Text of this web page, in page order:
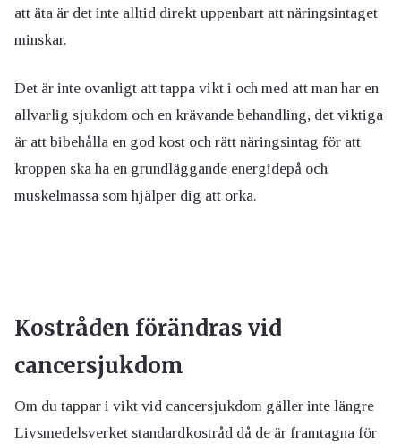
att äta är det inte alltid direkt uppenbart att näringsintaget
minskar.
Det är inte ovanligt att tappa vikt i och med att man har en
allvarlig sjukdom och en krävande behandling, det viktiga
är att bibehålla en god kost och rätt näringsintag för att
kroppen ska ha en grundläggande energidepå och
muskelmassa som hjälper dig att orka.
Kostråden förändras vid
cancersjukdom
Om du tappar i vikt vid cancersjukdom gäller inte längre
Livsmedelsverket standardkostråd då de är framtagna för